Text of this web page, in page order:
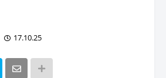
17.10.25